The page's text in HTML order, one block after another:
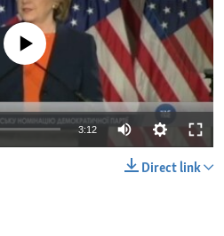
currently available
3:12
Direct link